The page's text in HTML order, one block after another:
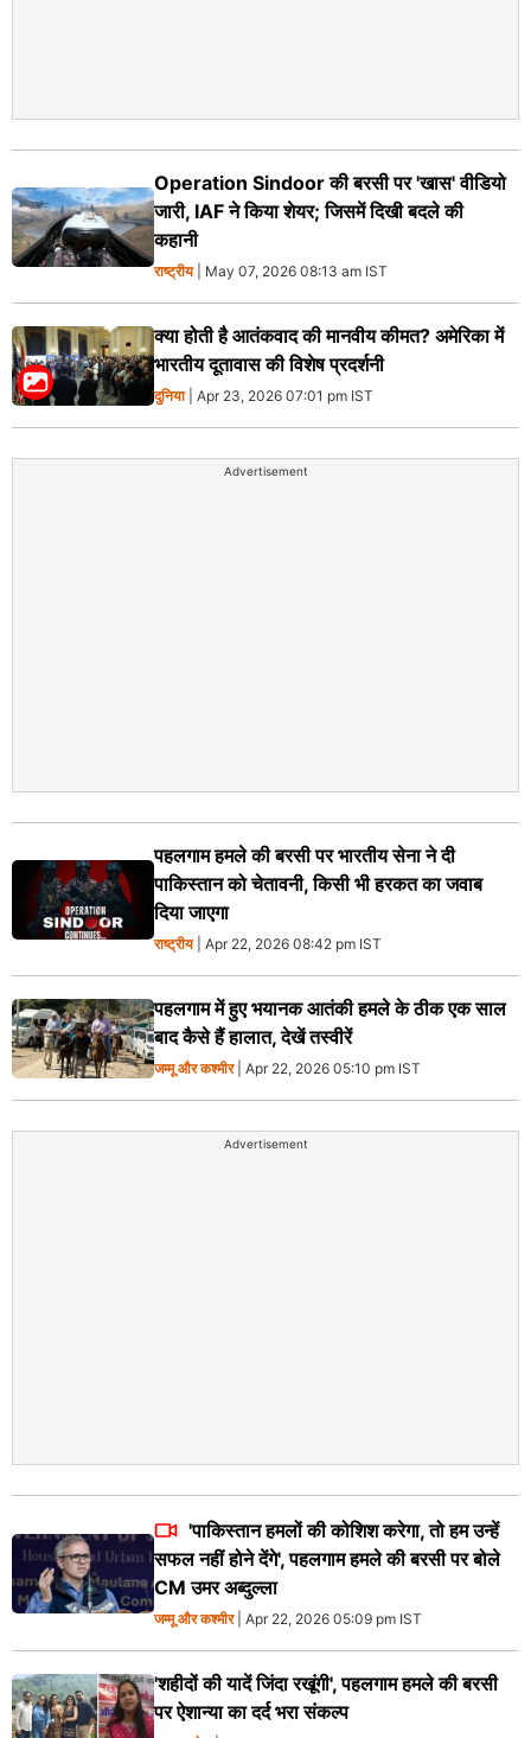
Operation Sindoor की बरसी पर 'खास' वीडियो
जारी, IAF ने किया शेयर; जिसमें दिखी बदले की
कहानी
राष्ट्रीय| May 07, 2026 08:13 am IST
क्या होती है आतंकवाद की मानवीय कीमत? अमेरिका में
भारतीय दूतावास की विशेष प्रदर्शनी
दुनिया| Apr 23, 2026 07:01 pm IST
Advertisement
पहलगाम हमले की बरसी पर भारतीय सेना ने दी
पाकिस्तान को चेतावनी, किसी भी हरकत का जवाब
दिया जाएगा
राष्ट्रीय| Apr 22, 2026 08:42 pm IST
पहलगाम में हुए भयानक आतंकी हमले के ठीक एक साल
बाद कैसे हैं हालात, देखें तस्वीरें
जम्मू और कश्मीर| Apr 22, 2026 05:10 pm IST
Advertisement
'पाकिस्तान हमलों की कोशिश करेगा, तो हम उन्हें
सफल नहीं होने देंगे', पहलगाम हमले की बरसी पर बोले
CM उमर अब्दुल्ला
जम्मू और कश्मीर| Apr 22, 2026 05:09 pm IST
'शहीदों की यादें जिंदा रखूंगी', पहलगाम हमले की बरसी
पर ऐशान्या का दर्द भरा संकल्प